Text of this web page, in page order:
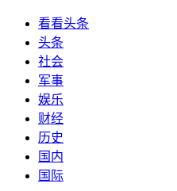
看看头条
头条
社会
军事
娱乐
财经
历史
国内
国际